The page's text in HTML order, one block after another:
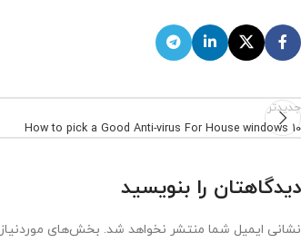
جدیدتر
How to pick a Good Anti-virus For House windows 10
دیدگاهتان را بنویسید
نشانی ایمیل شما منتشر نخواهد شد. بخش‌های